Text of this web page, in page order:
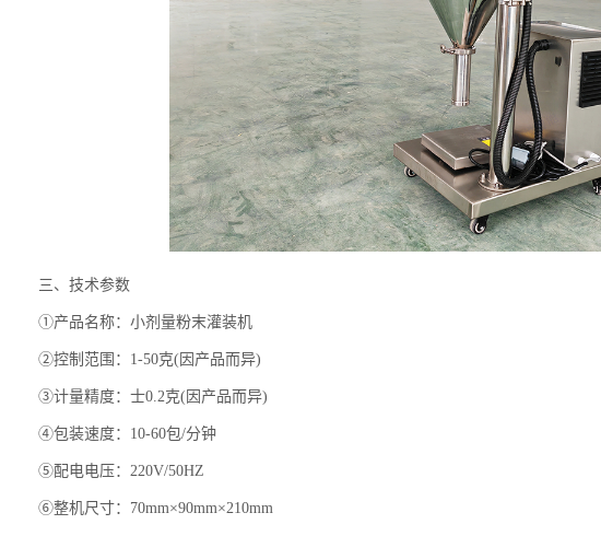
三、技术参数
①产品名称：小剂量粉末灌装机
②控制范围：1-50克(因产品而异)
③计量精度：士0.2克(因产品而异)
④包装速度：10-60包/分钟
⑤配电电压：220V/50HZ
⑥整机尺寸：70mm×90mm×210mm